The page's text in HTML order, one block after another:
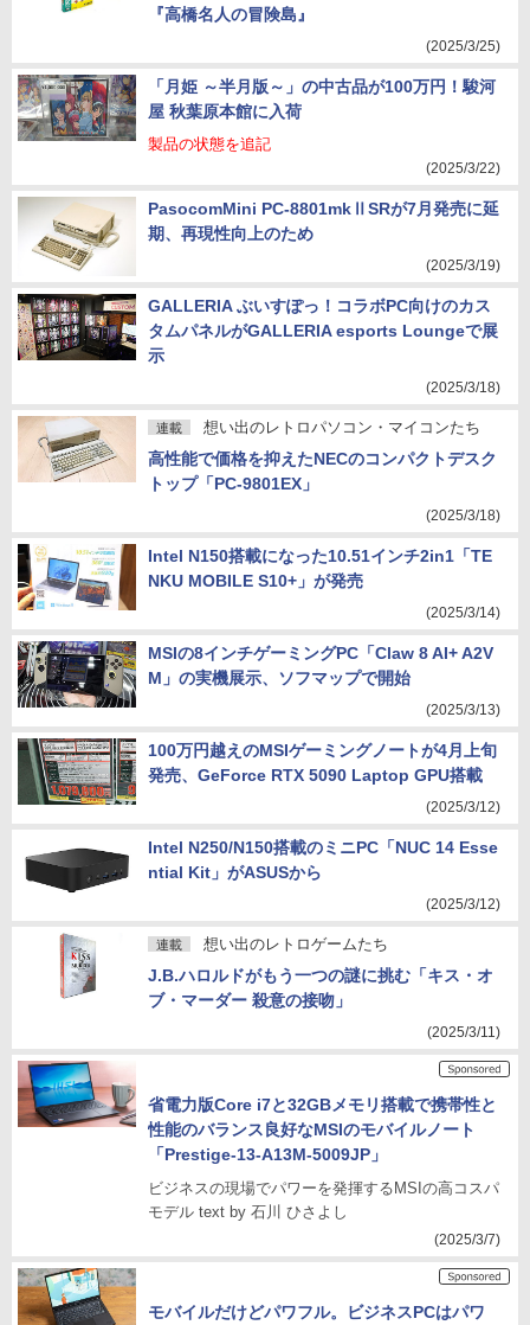
『高橋名人の冒険島』
(2025/3/25)
「月姫 ～半月版～」の中古品が100万円！駿河
屋 秋葉原本館に入荷
製品の状態を追記
(2025/3/22)
PasocomMini PC-8801mkⅡSRが7月発売に延
期、再現性向上のため
(2025/3/19)
GALLERIA ぶいすぽっ！コラボPC向けのカス
タムパネルがGALLERIA esports Loungeで展
示
(2025/3/18)
連載 想い出のレトロパソコン・マイコンたち
高性能で価格を抑えたNECのコンパクトデスク
トップ「PC-9801EX」
(2025/3/18)
Intel N150搭載になった10.51インチ2in1「TE
NKU MOBILE S10+」が発売
(2025/3/14)
MSIの8インチゲーミングPC「Claw 8 AI+ A2V
M」の実機展示、ソフマップで開始
(2025/3/13)
100万円越えのMSIゲーミングノートが4月上旬
発売、GeForce RTX 5090 Laptop GPU搭載
(2025/3/12)
Intel N250/N150搭載のミニPC「NUC 14 Esse
ntial Kit」がASUSから
(2025/3/12)
連載 想い出のレトロゲームたち
J.B.ハロルドがもう一つの謎に挑む「キス・オ
ブ・マーダー 殺意の接吻」
(2025/3/11)
省電力版Core i7と32GBメモリ搭載で携帯性と
性能のバランス良好なMSIのモバイルノート
「Prestige-13-A13M-5009JP」
ビジネスの現場でパワーを発揮するMSIの高コスパ
モデル text by 石川 ひさよし
(2025/3/7)
モバイルだけどパワフル。ビジネスPCはパワ